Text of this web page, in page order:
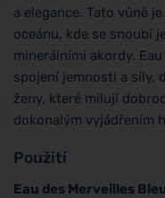
a elegance. Tato vůně
oceánu, kde se snoubí
minerálními akordy.
spojení jemnosti a síly,
ženy, které milují
dokonalým vyjádřením
Použití
Eau des Merveilles